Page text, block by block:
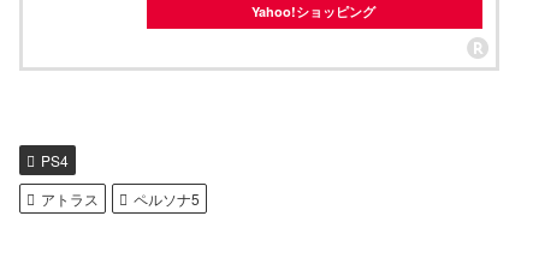
Yahoo!ショッピング
PS4
アトラス
ペルソナ5